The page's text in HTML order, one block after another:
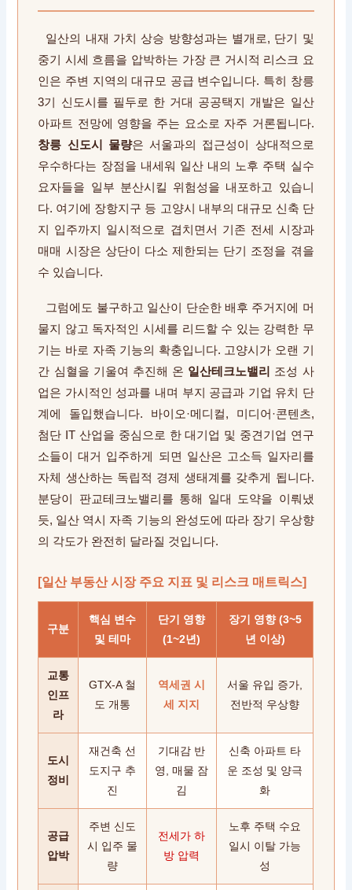
일산의 내재 가치 상승 방향성과는 별개로, 단기 및
중기 시세 흐름을 압박하는 가장 큰 거시적 리스크 요
인은 주변 지역의 대규모 공급 변수입니다. 특히 창릉
3기 신도시를 필두로 한 거대 공공택지 개발은 일산
아파트 전망에 영향을 주는 요소로 자주 거론됩니다.
창릉 신도시 물량은 서울과의 접근성이 상대적으로
우수하다는 장점을 내세워 일산 내의 노후 주택 실수
요자들을 일부 분산시킬 위험성을 내포하고 있습니
다. 여기에 장항지구 등 고양시 내부의 대규모 신축 단
지 입주까지 일시적으로 겹치면서 기존 전세 시장과
매매 시장은 상단이 다소 제한되는 단기 조정을 겪을
수 있습니다.
그럼에도 불구하고 일산이 단순한 배후 주거지에 머
물지 않고 독자적인 시세를 리드할 수 있는 강력한 무
기는 바로 자족 기능의 확충입니다. 고양시가 오랜 기
간 심혈을 기울여 추진해 온 일산테크노밸리 조성 사
업은 가시적인 성과를 내며 부지 공급과 기업 유치 단
계에 돌입했습니다. 바이오·메디컬, 미디어·콘텐츠,
첨단 IT 산업을 중심으로 한 대기업 및 중견기업 연구
소들이 대거 입주하게 되면 일산은 고소득 일자리를
자체 생산하는 독립적 경제 생태계를 갖추게 됩니다.
분당이 판교테크노밸리를 통해 일대 도약을 이뤄냈
듯, 일산 역시 자족 기능의 완성도에 따라 장기 우상향
의 각도가 완전히 달라질 것입니다.
[일산 부동산 시장 주요 지표 및 리스크 매트릭스]
구분
핵심 변수
및 테마
단기 영향
(1~2년)
장기 영향 (3~5
년 이상)
교통
인프
라
GTX-A 철
도 개통
역세권 시
세 지지
서울 유입 증가,
전반적 우상향
도시
정비
재건축 선
도지구 추
진
기대감 반
영, 매물 잠
김
신축 아파트 타
운 조성 및 양극
화
공급
압박
주변 신도
시 입주 물
량
전세가 하
방 압력
노후 주택 수요
일시 이탈 가능
성